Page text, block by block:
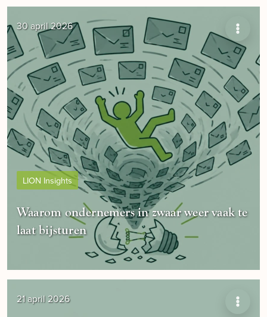
30 april 2026
LION Insights
Waarom ondernemers in zwaar weer vaak te
laat bijsturen
21 april 2026